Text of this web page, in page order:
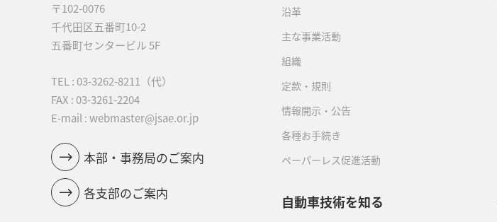
〒102-0076
千代田区五番町10-2
五番町センタービル 5F
TEL : 03-3262-8211
（代）
FAX : 03-3261-2204
E-mail : webmaster@jsae.or.jp
本部・事務局のご案内
各支部のご案内
沿革
主な事業活動
組織
定款・規則
情報開示・公告
各種お手続き
ペーパーレス促進活動
自動車技術を知る